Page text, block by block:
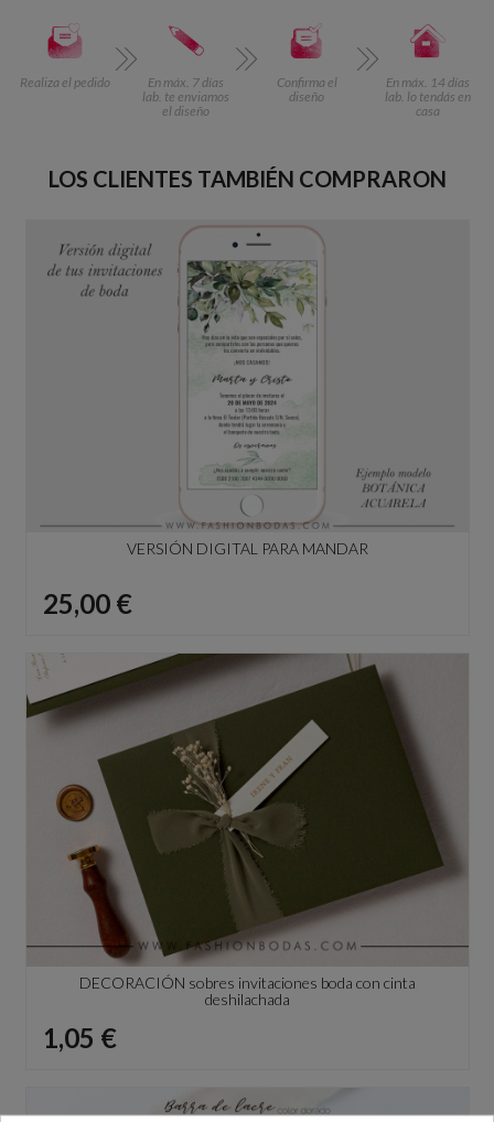
Realiza el pedido
En máx. 7 días
lab. te enviamos
el diseño
Confirma el
diseño
En máx. 14 días
lab. lo tendás en
casa
LOS CLIENTES TAMBIÉN COMPRARON
VERSIÓN DIGITAL PARA MANDAR
Precio
25,00 €
DECORACIÓN sobres invitaciones boda con cinta
deshilachada
Precio
1,05 €